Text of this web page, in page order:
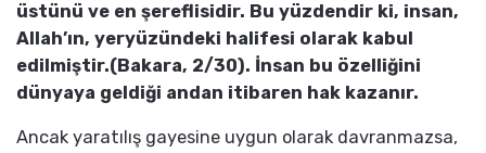
üstünü ve en şereflisidir. Bu yüzdendir ki, insan,
Allah’ın, yeryüzündeki halifesi olarak kabul
edilmiştir.(Bakara, 2/30). İnsan bu özelliğini
dünyaya geldiği andan itibaren hak kazanır.
Ancak yaratılış gayesine uygun olarak davranmazsa,